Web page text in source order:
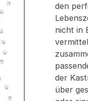
den
nicht in
der
über